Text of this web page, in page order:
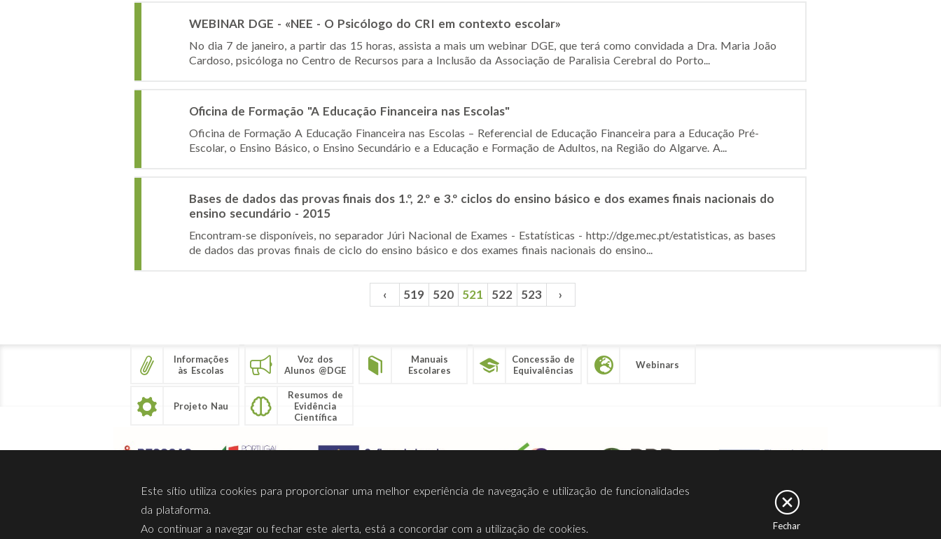
WEBINAR DGE - «NEE - O Psicólogo do CRI em contexto escolar»
No dia 7 de janeiro, a partir das 15 horas, assista a mais um webinar DGE, que terá como convidada a Dra. Maria João
Cardoso, psicóloga no Centro de Recursos para a Inclusão da Associação de Paralisia Cerebral do Porto...
Oficina de Formação "A Educação Financeira nas Escolas"
Oficina de Formação A Educação Financeira nas Escolas – Referencial de Educação Financeira para a Educação Pré-
Escolar, o Ensino Básico, o Ensino Secundário e a Educação e Formação de Adultos, na Região do Algarve. A...
Bases de dados das provas finais dos 1.º, 2.º e 3.º ciclos do ensino básico e dos exames finais nacionais do
ensino secundário - 2015
Encontram-se disponíveis, no separador Júri Nacional de Exames - Estatísticas - http://dge.mec.pt/estatisticas, as bases
de dados das provas finais de ciclo do ensino básico e dos exames finais nacionais do ensino...
‹ 519 520 521 522 523 ›
Informações
às Escolas
Voz dos
Alunos @DGE
Manuais
Escolares
Concessão de
Equivalências
Webinars
Projeto Nau
Resumos de
Evidência
Científica
Sobre Nós Privacidade Termos Utilização Contactos Ligações Facebook
Este sítio utiliza cookies para proporcionar uma melhor experiência de navegação e utilização de funcionalidades
da plataforma.
Ao continuar a navegar ou fechar este alerta, está a concordar com a utilização de cookies.
Fechar